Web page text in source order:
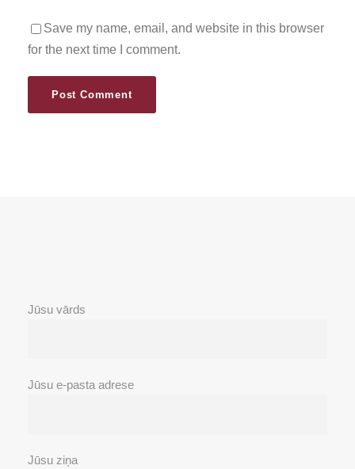
Save my name, email, and website in this browser
for the next time I comment.
Jūsu vārds
Jūsu e-pasta adrese
Jūsu ziņa